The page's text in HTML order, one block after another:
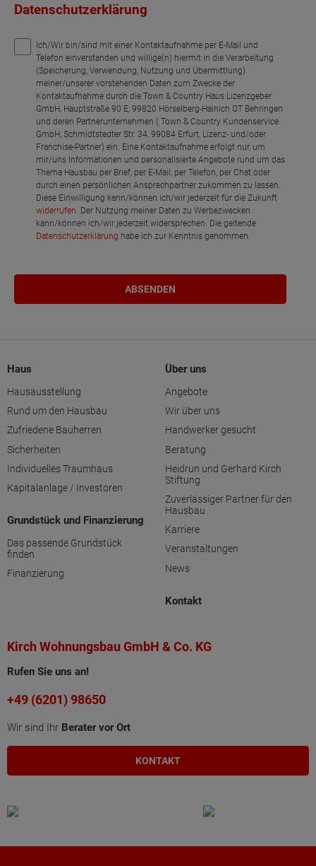
Datenschutzerklärung
Ich/Wir bin/sind mit einer Kontaktaufnahme per E-Mail und
Telefon einverstanden und willige(n) hiermit in die Verarbeitung
(Speicherung, Verwendung, Nutzung und Übermittlung)
meiner/unserer vorstehenden Daten zum Zwecke der
Kontaktaufnahme durch die Town & Country Haus Lizenzgeber
GmbH, Hauptstraße 90 E, 99820 Hörselberg-Hainich OT Behringen
und deren Partnerunternehmen ( Town & Country Kundenservice
GmbH, Schmidtstedter Str. 34, 99084 Erfurt, Lizenz- und/oder
Franchise-Partner) ein. Eine Kontaktaufnahme erfolgt nur, um
mir/uns Informationen und personalisierte Angebote rund um das
Thema Hausbau per Brief, per E-Mail, per Telefon, per Chat oder
durch einen persönlichen Ansprechpartner zukommen zu lassen.
Diese Einwilligung kann/können ich/wir jederzeit für die Zukunft
widerrufen. Der Nutzung meiner Daten zu Werbezwecken
kann/können ich/wir jederzeit widersprechen. Die geltende
Datenschutzerklärung habe ich zur Kenntnis genommen.
Haus
Hausausstellung
Rund um den Hausbau
Zufriedene Bauherren
Sicherheiten
Individuelles Traumhaus
Kapitalanlage / Investoren
Grundstück und Finanzierung
Das passende Grundstück
finden
Finanzierung
Über uns
Angebote
Wir über uns
Handwerker gesucht
Beratung
Heidrun und Gerhard Kirch
Stiftung
Zuverlässiger Partner für den
Hausbau
Karriere
Veranstaltungen
News
Kontakt
Kirch Wohnungsbau GmbH & Co. KG
Rufen Sie uns an!
+49 (6201) 98650
Wir sind Ihr Berater vor Ort
KONTAKT